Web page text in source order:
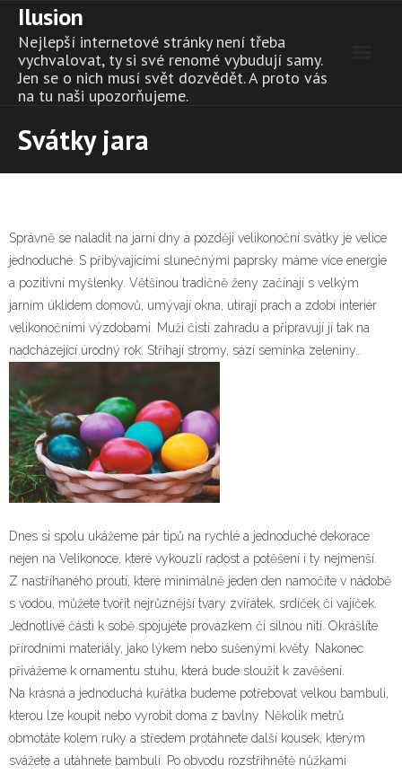
Skip
content
Ilusion
Nejlepší internetové stránky není třeba
vychvalovat, ty si své renomé vybudují samy.
Jen se o nich musí svět dozvědět. A proto vás
na tu naši upozorňujeme.
Svátky jara
Správně se naladit na jarní dny a později velikonoční svátky je velice
jednoduché. S přibývajícími slunečnými paprsky máme více energie
a pozitivní myšlenky. Většinou tradičně ženy začínají s velkým
jarním úklidem domovů, umývají okna, utírají prach a zdobí interiér
velikonočními výzdobami. Muži čistí zahradu a připravují jí tak na
nadcházející úrodný rok. Stříhají stromy, sází semínka zeleniny…
Dnes si spolu ukážeme pár tipů na rychlé a jednoduché dekorace
nejen na Velikonoce, které vykouzlí radost a potěšení i ty nejmenší.
Z nastříhaného proutí, které minimálně jeden den namočíte v nádobě
s vodou, můžete tvořit nejrůznější tvary zvířátek, srdíček či vajíček.
Jednotlivé části k sobě spojujete provázkem či silnou nití. Okrášlíte
přírodními materiály, jako lýkem nebo sušenými květy. Nakonec
přivážeme k ornamentu stuhu, která bude sloužit k zavěšení.
Na krásná a jednoduchá kuřátka budeme potřebovat velkou bambuli,
kterou lze koupit nebo vyrobit doma z bavlny. Několik metrů
obmotáte kolem ruky a středem protáhnete další kousek, kterým
svážete a utáhnete bambuli. Po obvodu rozstřihnětě nůžkami